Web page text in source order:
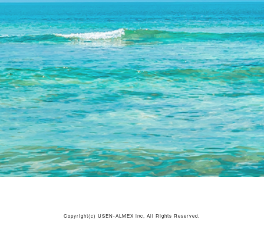
Copyright(c)USEN-ALMEX inc, All Rights Reserved.